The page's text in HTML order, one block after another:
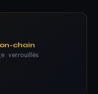
chain
· verrouillés